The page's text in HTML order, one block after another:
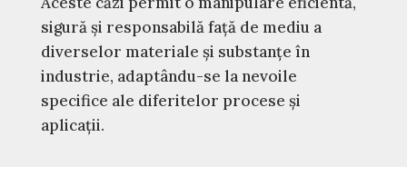
sigură și responsabilă față de mediu a
diverselor materiale și substanțe în
industrie, adaptându-se la nevoile
specifice ale diferitelor procese și
aplicații.